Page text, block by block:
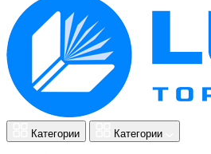
Категории Категории